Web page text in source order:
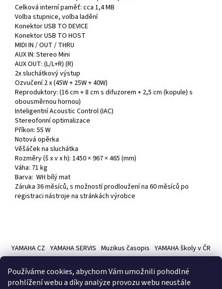
Používáme cookies, abychom Vám umožnili pohodlné
prohlížení webu a díky analýze provozu webu neustále
Celková interní paměť: cca 1,4 MB
Volba stupnice, volba ladění
Konektor USB TO DEVICE
Konektor USB TO HOST
MIDI IN / OUT / THRU
AUX IN: Stereo Mini
AUX OUT: (L/L+R) (R)
2x sluchátkový výstup
Ozvučení 2 x (45W + 25W + 40W)
Reproduktory: (16 cm + 8 cm s difuzorem + 2,5 cm (kopule) s
obousměrnou hornou)
Inteligentní Acoustic Control (IAC)
Stereofonní optimalizace
Příkon: 55 W
Notová opěrka
Věšáček na sluchátka
Rozměry (š x v x h): 1450 × 967 × 465 (mm)
Váha: 71 kg
Barva: WH bílý mat
Záruka 36 měsíců, s možností prodloužení na 60 měsíců po
registraci nástroje na stránkách výrobce
p
YAMAHA CZ YAMAHA SERVIS Muzikus časopis YAMAHA školy v ČR